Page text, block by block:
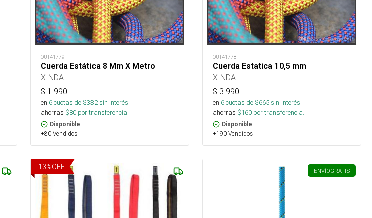
OUT41779
Cuerda Estática 8 Mm X Metro
XINDA
$ 1.990
en 6cuotas de $332sin interés
ahorras $80por transferencia.
Disponible
+80 Vendidos
OUT41778
Cuerda Estatica 10,5 mm
XINDA
$ 3.990
en 6cuotas de $665sin interés
ahorras $160 por transferencia.
Disponible
+190 Vendidos
13%OFF ENVÍOGRATIS